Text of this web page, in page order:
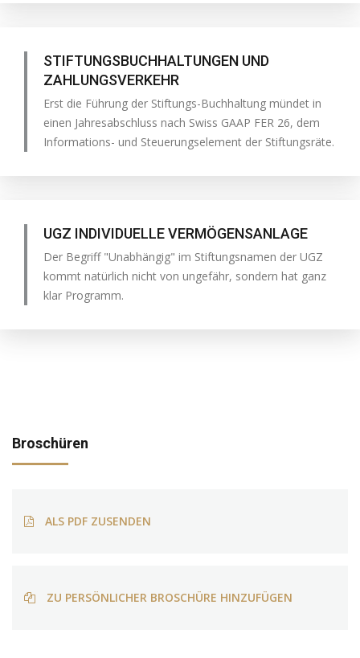
STIFTUNGSBUCHHALTUNGEN UND
ZAHLUNGSVERKEHR
Erst die Führung der Stiftungs-Buchhaltung mündet in
einen Jahresabschluss nach Swiss GAAP FER 26, dem
Informations- und Steuerungselement der Stiftungsräte.
UGZ INDIVIDUELLE VERMÖGENSANLAGE
Der Begriff "Unabhängig" im Stiftungsnamen der UGZ
kommt natürlich nicht von ungefähr, sondern hat ganz
klar Programm.
Broschüren
ALS PDF ZUSENDEN
ZU PERSÖNLICHER BROSCHÜRE HINZUFÜGEN